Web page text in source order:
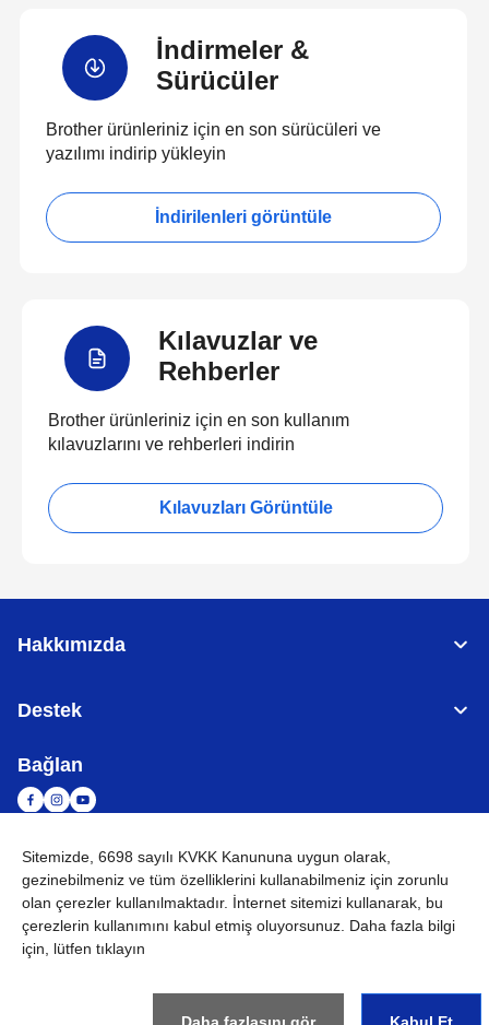
İndirmeler &
Sürücüler
Brother ürünleriniz için en son sürücüleri ve
yazılımı indirip yükleyin
İndirilenleri görüntüle
Kılavuzlar ve
Rehberler
Brother ürünleriniz için en son kullanım
kılavuzlarını ve rehberleri indirin
Kılavuzları Görüntüle
Hakkımızda
Destek
Bağlan
TÜRKİYE Küresel Ağ
Kullanım Koşulları Site haritası Küresel Siteye Git
©
Sitemizde, 6698 sayılı KVKK Kanununa uygun olarak,
gezinebilmeniz ve tüm özelliklerini kullanabilmeniz için zorunlu
olan çerezler kullanılmaktadır. İnternet sitemizi kullanarak, bu
çerezlerin kullanımını kabul etmiş oluyorsunuz. Daha fazla bilgi
için, lütfen tıklayın